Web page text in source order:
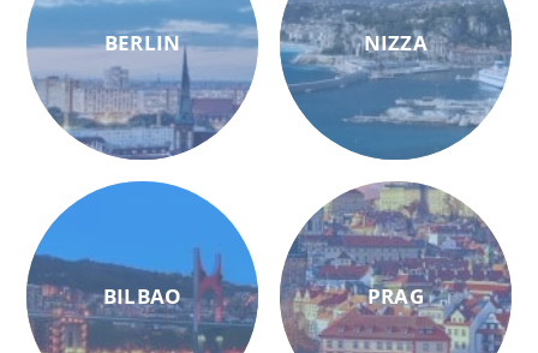
BERLIN
BILBAO
NIZZA
PRAG